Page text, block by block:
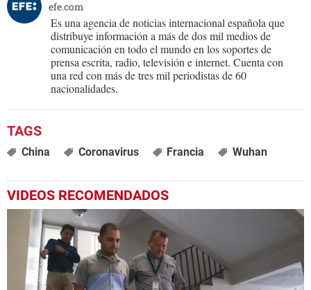
efe.com
Es una agencia de noticias internacional española que
distribuye información a más de dos mil medios de
comunicación en todo el mundo en los soportes de
prensa escrita, radio, televisión e internet. Cuenta con
una red con más de tres mil periodistas de 60
nacionalidades.
China Coronavirus Francia Wuhan
VIDEOS RECOMENDADOS